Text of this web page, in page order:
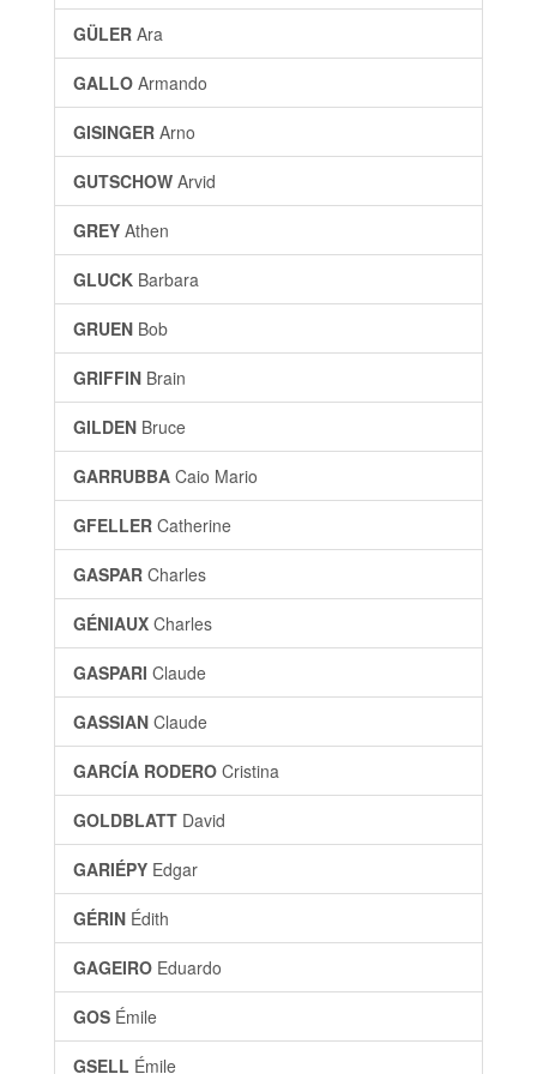
GÜLER Ara
GALLO Armando
GISINGER Arno
GUTSCHOW Arvid
GREY Athen
GLUCK Barbara
GRUEN Bob
GRIFFIN Brain
GILDEN Bruce
GARRUBBA Caio Mario
GFELLER Catherine
GASPAR Charles
GÉNIAUX Charles
GASPARI Claude
GASSIAN Claude
GARCÍA RODERO Cristina
GOLDBLATT David
GARIÉPY Edgar
GÉRIN Édith
GAGEIRO Eduardo
GOS Émile
GSELL Émile